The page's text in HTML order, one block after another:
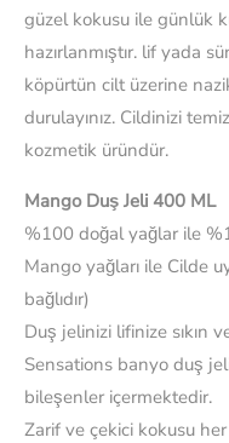
güzel kokusu ile günlük
hazırlanmıştır. lif yada
köpürtün cilt üzerine
durulayınız. Cildinizi
kozmetik üründür.
Mango Duş Jeli 400 ML
%100 doğal yağlar ile
Mango yağları ile Cilde
bağlıdır)
Duş jelinizi lifinize sıkın
Sensations banyo duş
bileşenler içermektedir.
Zarif ve çekici kokusu